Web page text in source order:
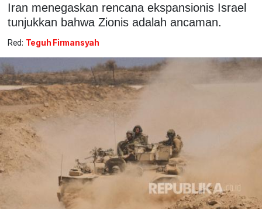
Iran menegaskan rencana ekspansionis Israel
tunjukkan bahwa Zionis adalah ancaman.
Red: Teguh Firmansyah